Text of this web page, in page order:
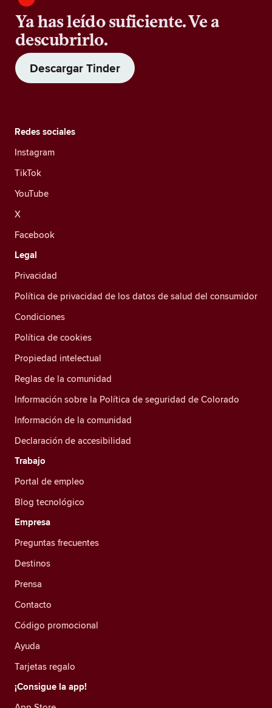
Ya has leído suficiente. Ve a
descubrirlo.
Descargar Tinder
Redes sociales
Instagram
TikTok
YouTube
X
Facebook
Legal
Privacidad
Política de privacidad de los datos de salud del consumidor
Condiciones
Política de cookies
Propiedad intelectual
Reglas de la comunidad
Información sobre la Política de seguridad de Colorado
Información de la comunidad
Declaración de accesibilidad
Trabajo
Portal de empleo
Blog tecnológico
Empresa
Preguntas frecuentes
Destinos
Prensa
Contacto
Código promocional
Ayuda
Tarjetas regalo
¡Consigue la app!